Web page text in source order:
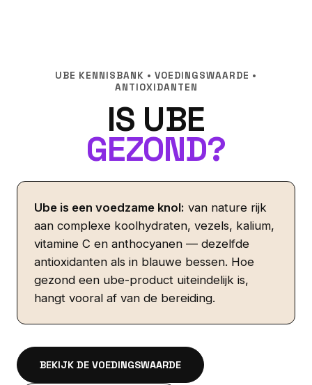
UBE KENNISBANK • VOEDINGSWAARDE •
ANTIOXIDANTEN
IS UBE
GEZOND?
Ube is een voedzame knol: van nature rijk
aan complexe koolhydraten, vezels, kalium,
vitamine C en anthocyanen — dezelfde
antioxidanten als in blauwe bessen. Hoe
gezond een ube-product uiteindelijk is,
hangt vooral af van de bereiding.
BEKIJK DE VOEDINGSWAARDE